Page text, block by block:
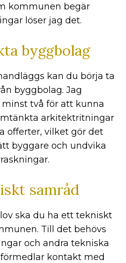
kommunen begär
löser jag det.
byggbolag
kan du börja ta
byggbolag. Jag
två för att kunna
arkitektritningar
offerter, vilket gör det
byggare och undvika
samråd
ska du ha ett tekniskt
Till det behövs
och andra tekniska
kontakt med